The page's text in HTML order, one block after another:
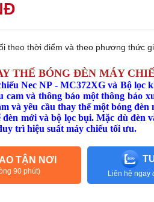
theo thời điểm và theo phương thức
THẾ BÓNG ĐÈN MÁY
Nec NP - MC372XG và Bộ lọc
cam và thông báo một thông báo
và yêu cầu thay thế một bóng
mới và bộ lọc bụi. Mặc dù đèn
trì hiệu suất máy chiếu tối ưu.
TẬN NƠI
90 phút) Liên hệ ngay